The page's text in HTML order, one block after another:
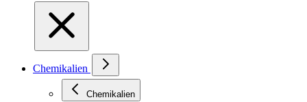
Chemikalien
Chemikalien